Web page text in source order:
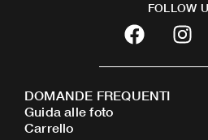
FOLLOW
F
a
c
b
I
n
s
DOMANDE FREQUENTI
Guida alle foto
Carrello